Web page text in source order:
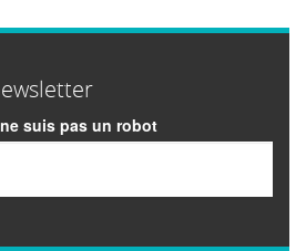
suis pas un robot